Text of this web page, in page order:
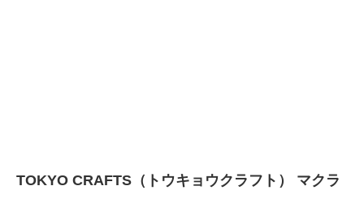
TOKYO CRAFTS（トウキョウクラフト） マクラ